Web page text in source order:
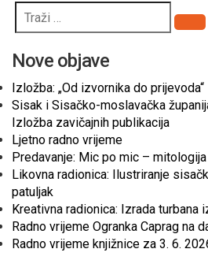
Nove objave
Izložba: „Od izvornika do prijevoda“
Sisak i Sisačko-moslavačka
Izložba zavičajnih publikacija
Ljetno radno vrijeme
Predavanje: Mic po mic –
Likovna radionica: Ilustriranje
patuljak
Kreativna radionica: Izrada turbana
Radno vrijeme Ogranka Caprag na
Radno vrijeme knjižnice za 3. 6.